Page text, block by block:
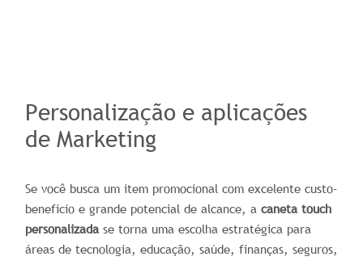
Personalização e aplicações
de Marketing
Se você busca um item promocional com excelente custo-
benefício e grande potencial de alcance, a caneta touch
personalizada se torna uma escolha estratégica para
áreas de tecnologia, educação, saúde, finanças, seguros,